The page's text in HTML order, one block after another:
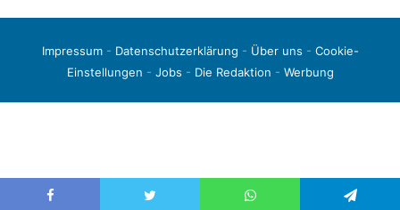
Impressum- Datenschutzerklärung - Über uns - Cookie-
Einstellungen - Jobs - Die Redaktion - Werbung